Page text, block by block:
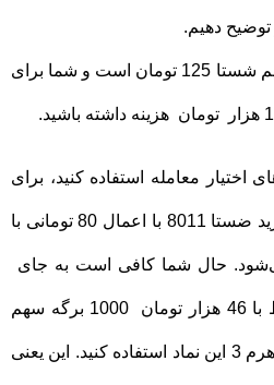
توضیح دهیم.
فرض کنید قیمت یک برگه سهم شستا 125 تومان است و شما برای
اختیار معامله استفاده کنید، برای
قرارداد اختیار خرید ضستا 8011 با اعمال 80 تومانی با
حال شما کافی است به جای
هزینه 125 هزار تومانی، فقط با 46 هزار تومان 1000 برگه سهم
شستا را خریداری کنید و از اهرم 3 این نماد استفاده کنید. این یعنی